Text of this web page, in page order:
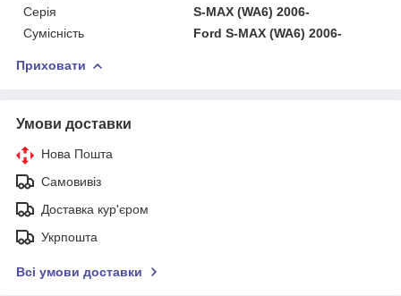
Серія
S-MAX (WA6) 2006-
Сумісність
Ford S-MAX (WA6) 2006-
Приховати
Умови доставки
Нова Пошта
Самовивіз
Доставка кур'єром
Укрпошта
Всі умови доставки